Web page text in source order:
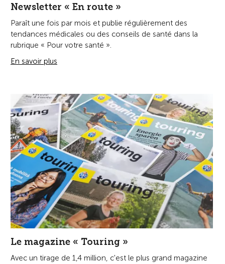
Newsletter « En route »
Paraît une fois par mois et publie régulièrement des
tendances médicales ou des conseils de santé dans la
rubrique « Pour votre santé ».
En savoir plus
Le magazine « Touring »
Avec un tirage de 1,4 million, c'est le plus grand magazine